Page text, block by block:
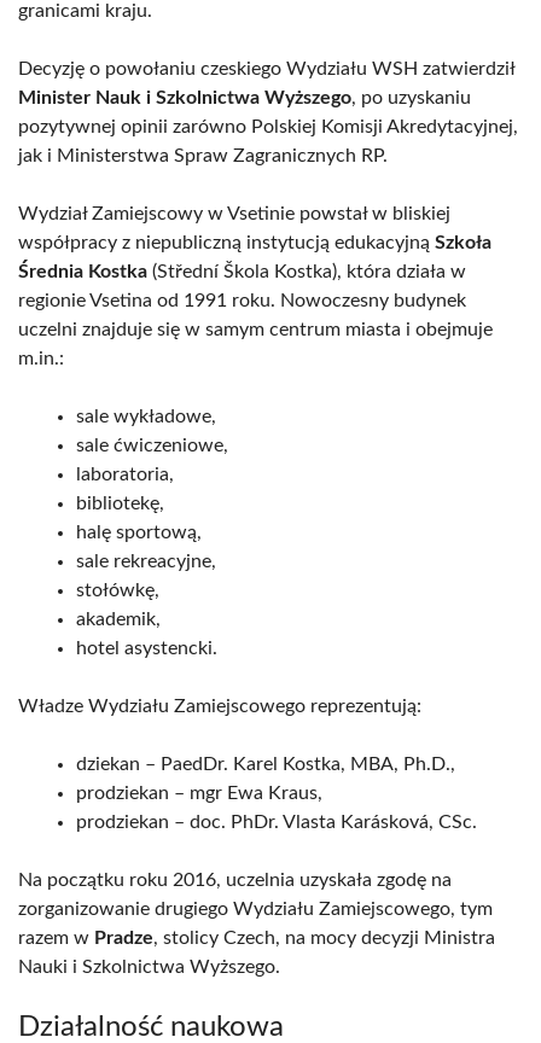
granicami kraju.
Decyzję o powołaniu czeskiego Wydziału WSH zatwierdził
Minister Nauk i Szkolnictwa Wyższego, po uzyskaniu
pozytywnej opinii zarówno Polskiej Komisji Akredytacyjnej,
jak i Ministerstwa Spraw Zagranicznych RP.
Wydział Zamiejscowy w Vsetinie powstał w bliskiej
współpracy z niepubliczną instytucją edukacyjną Szkoła
Średnia Kostka (Střední Škola Kostka), która działa w
regionie Vsetina od 1991 roku. Nowoczesny budynek
uczelni znajduje się w samym centrum miasta i obejmuje
m.in.:
sale wykładowe,
sale ćwiczeniowe,
laboratoria,
bibliotekę,
halę sportową,
sale rekreacyjne,
stołówkę,
akademik,
hotel asystencki.
Władze Wydziału Zamiejscowego reprezentują:
dziekan – PaedDr. Karel Kostka, MBA, Ph.D.,
prodziekan – mgr Ewa Kraus,
prodziekan – doc. PhDr. Vlasta Karásková, CSc.
Na początku roku 2016, uczelnia uzyskała zgodę na
zorganizowanie drugiego Wydziału Zamiejscowego, tym
razem w Pradze, stolicy Czech, na mocy decyzji Ministra
Nauki i Szkolnictwa Wyższego.
Działalność naukowa